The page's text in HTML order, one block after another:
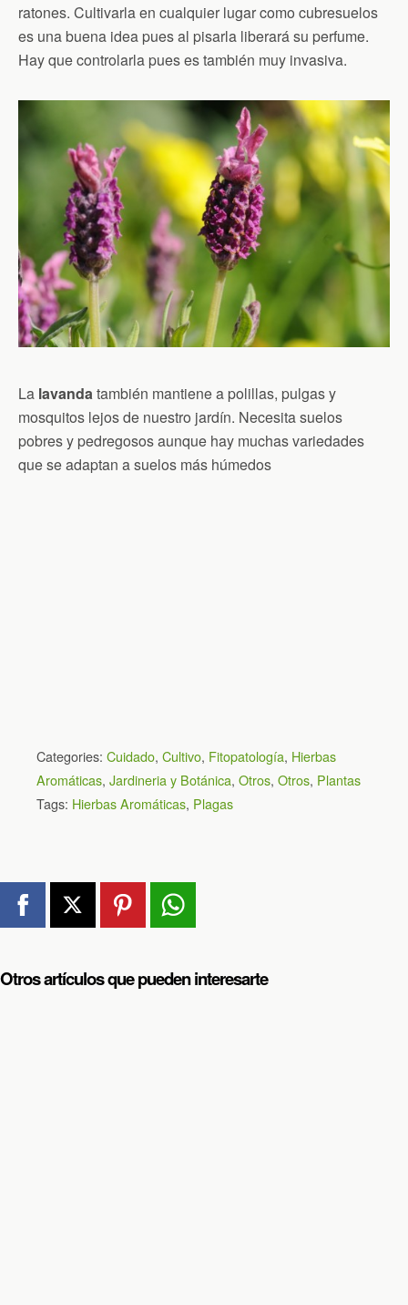
ratones. Cultivarla en cualquier lugar como cubresuelos
es una buena idea pues al pisarla liberará su perfume.
Hay que controlarla pues es también muy invasiva.
La lavandatambién mantiene a polillas, pulgas y
mosquitos lejos de nuestro jardín. Necesita suelos
pobres y pedregosos aunque hay muchas variedades
que se adaptan a suelos más húmedos
Categories: Cuidado, Cultivo, Fitopatología, Hierbas
Aromáticas, Jardineria y Botánica, Otros, Otros, Plantas
Tags: Hierbas Aromáticas, Plagas
Otros artículos que pueden interesarte